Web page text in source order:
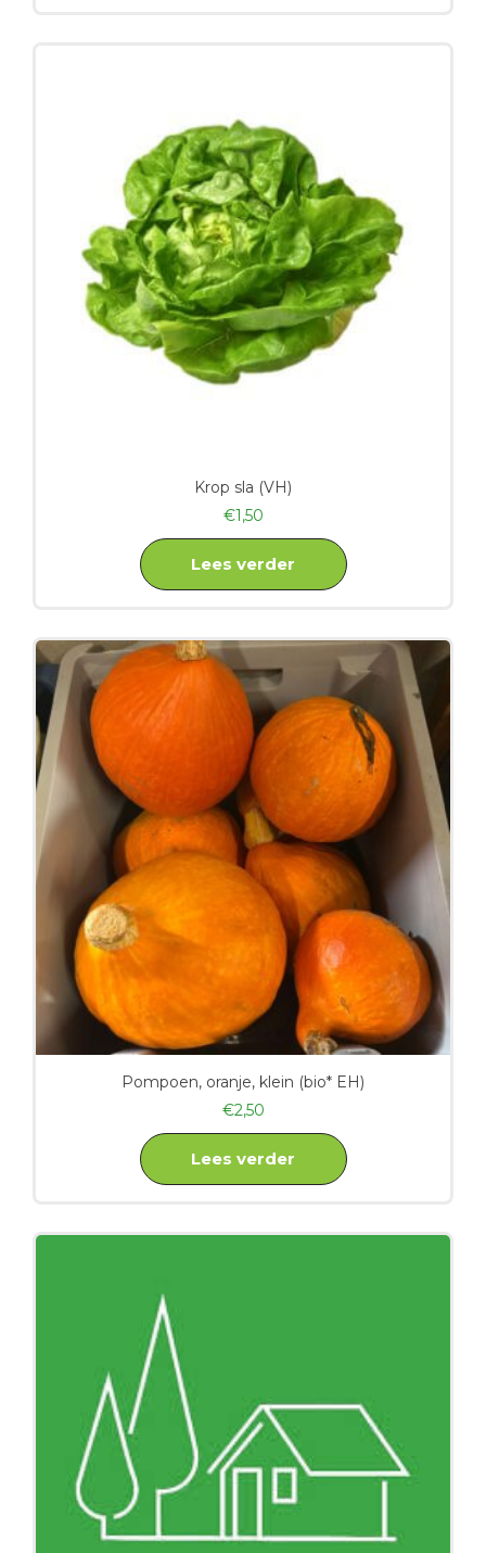
Krop sla (VH)
€1,50
Lees verder
Pompoen, oranje, klein (bio* EH)
€2,50
Lees verder